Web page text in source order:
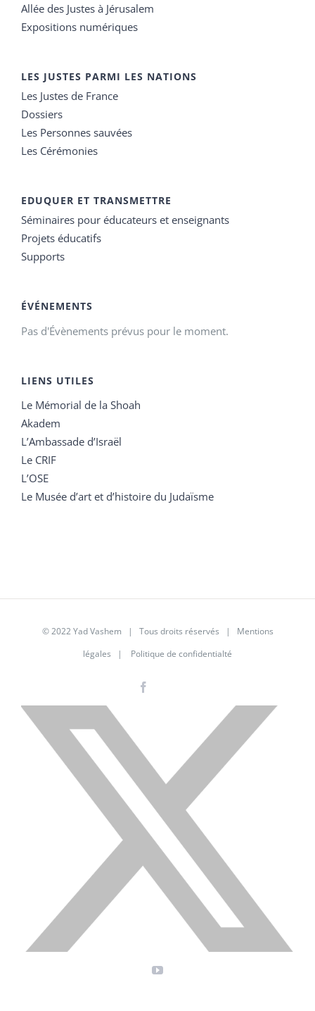
Allée des Justes à Jérusalem
Expositions numériques
LES JUSTES PARMI LES NATIONS
Les Justes de France
Dossiers
Les Personnes sauvées
Les Cérémonies
EDUQUER ET TRANSMETTRE
Séminaires pour éducateurs et enseignants
Projets éducatifs
Supports
ÉVÉNEMENTS
Pas d'Évènements prévus pour le moment.
LIENS UTILES
Le Mémorial de la Shoah
Akadem
L’Ambassade d’Israël
Le CRIF
L’OSE
Le Musée d’art et d’histoire du Judaïsme
© 2022 Yad Vashem | Tous droits réservés | Mentions
légales | Politique de confidentialté
X
YouTube